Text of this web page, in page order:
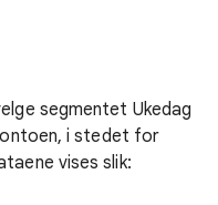
segmentet Ukedag
i stedet for
vises slik: